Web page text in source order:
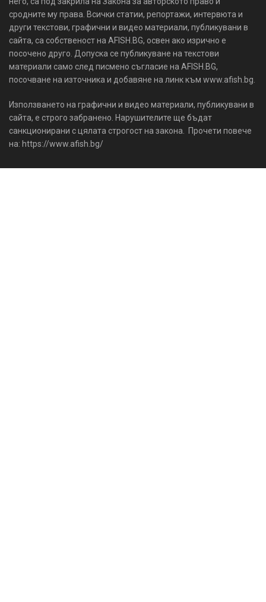
сродните му права. Всички статии, репортажи, интервюта и
други текстови, графични и видео материали, публикувани в
сайта, са собственост на AFISH.BG, освен ако изрично е
посочено друго. Допуска се публикуване на текстови
материали само след писмено съгласие на AFISH.BG,
посочване на източника и добавяне на линк към www.afish.bg.
Използването на графични и видео материали, публикувани в
сайта, е строго забранено. Нарушителите ще бъдат
санкционирани с цялата строгост на закона. Прочети повече
на: https://www.afish.bg/